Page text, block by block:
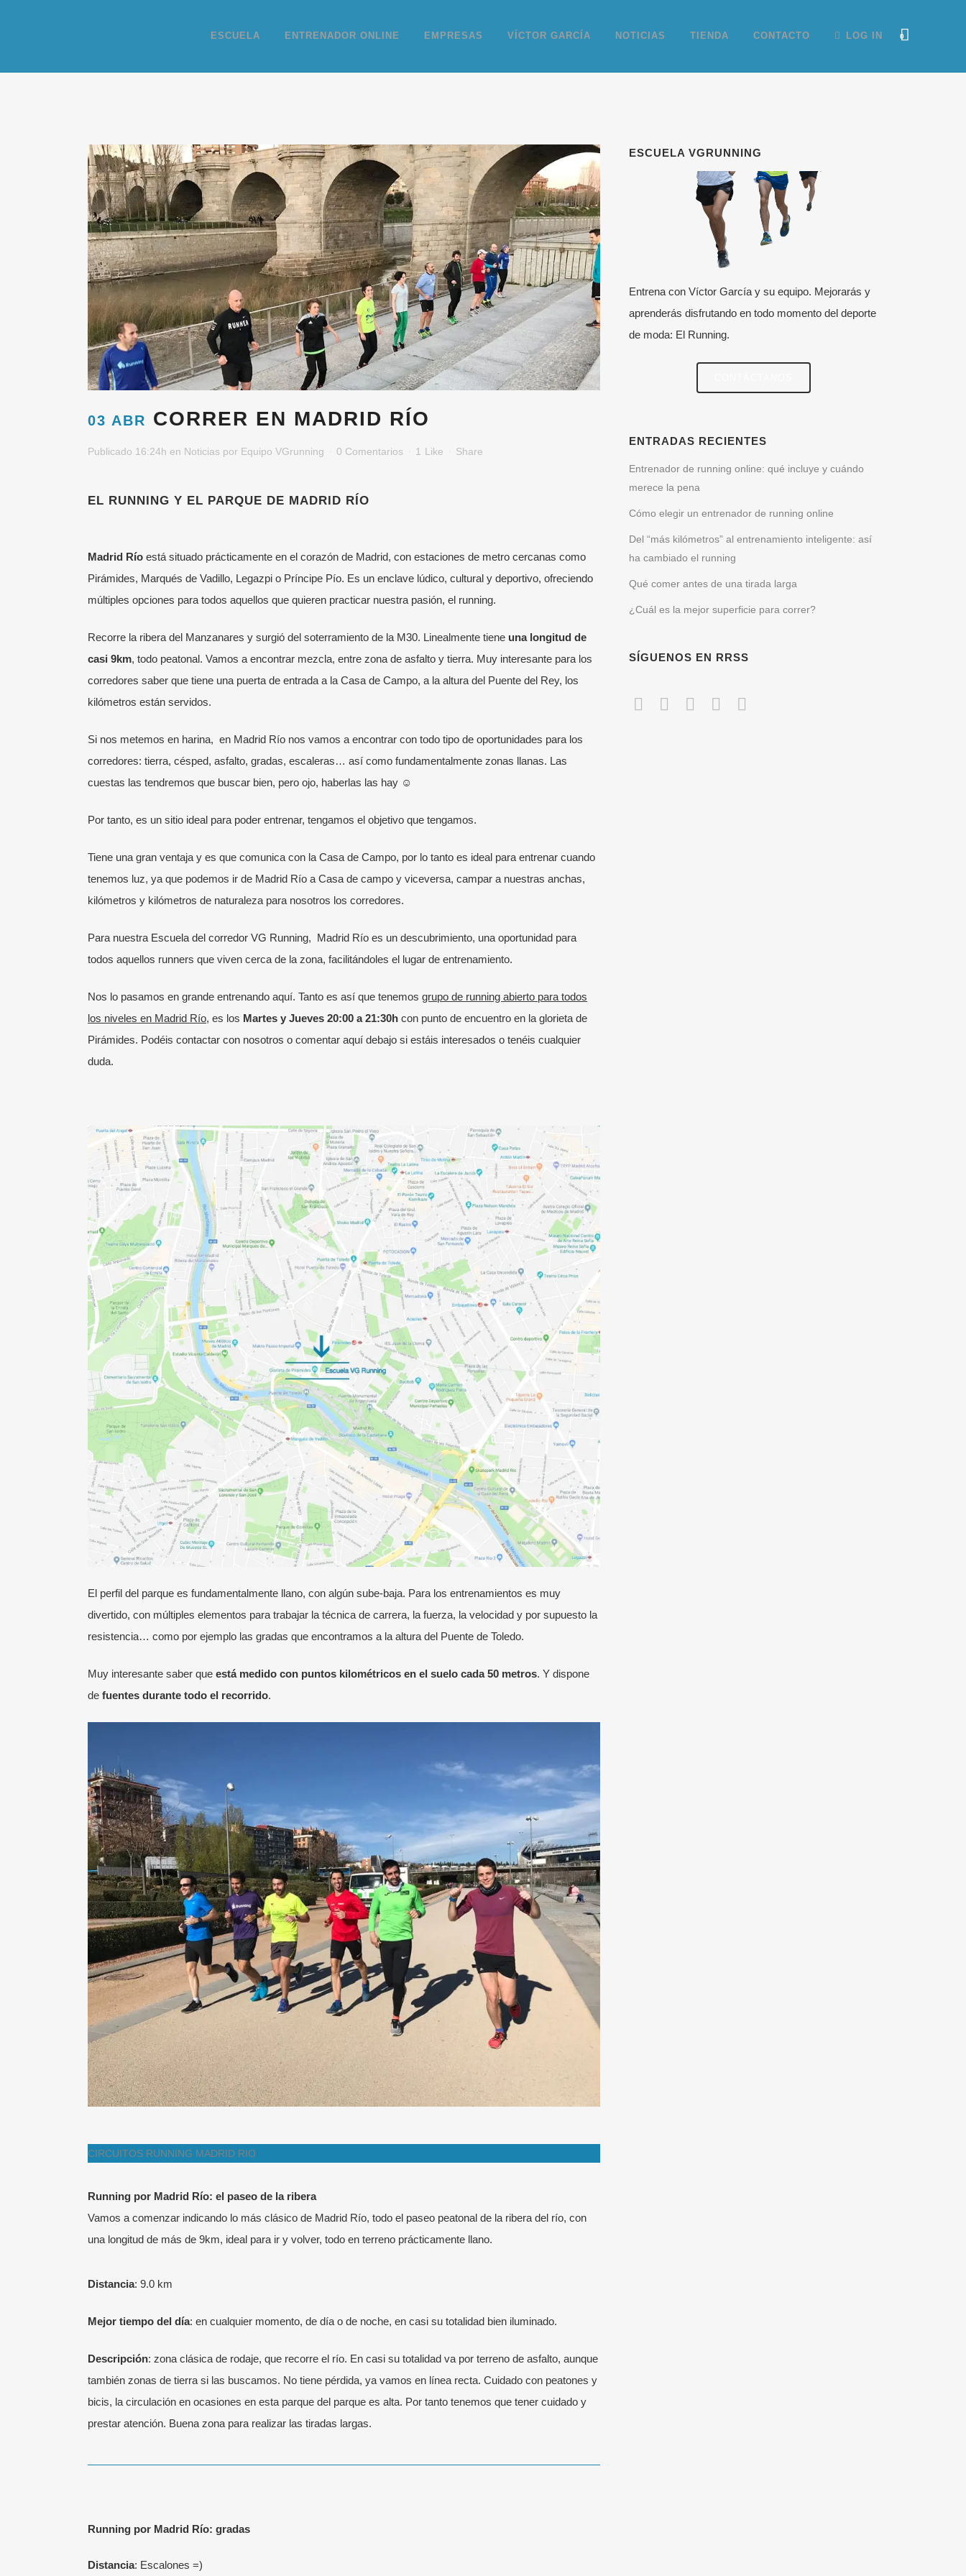
0
ESCUELA ENTRENADOR ONLINE EMPRESAS VÍCTOR GARCÍA NOTICIAS TIENDA CONTACTO LOG IN
03 ABR CORRER EN MADRID RÍO
Publicado 16:24h en Noticias por Equipo VGrunning 0 Comentarios 1 Like Share
EL RUNNING Y EL PARQUE DE MADRID RÍO
Madrid Río está situado prácticamente en el corazón de Madrid, con estaciones de metro cercanas como
Pirámides, Marqués de Vadillo, Legazpi o Príncipe Pío. Es un enclave lúdico, cultural y deportivo, ofreciendo
múltiples opciones para todos aquellos que quieren practicar nuestra pasión, el running.
Recorre la ribera del Manzanares y surgió del soterramiento de la M30. Linealmente tiene una longitud de
casi 9km, todo peatonal. Vamos a encontrar mezcla, entre zona de asfalto y tierra. Muy interesante para los
corredores saber que tiene una puerta de entrada a la Casa de Campo, a la altura del Puente del Rey, los
kilómetros están servidos.
Si nos metemos en harina, en Madrid Río nos vamos a encontrar con todo tipo de oportunidades para los
corredores: tierra, césped, asfalto, gradas, escaleras… así como fundamentalmente zonas llanas. Las
cuestas las tendremos que buscar bien, pero ojo, haberlas las hay ☺
Por tanto, es un sitio ideal para poder entrenar, tengamos el objetivo que tengamos.
Tiene una gran ventaja y es que comunica con la Casa de Campo, por lo tanto es ideal para entrenar cuando
tenemos luz, ya que podemos ir de Madrid Río a Casa de campo y viceversa, campar a nuestras anchas,
kilómetros y kilómetros de naturaleza para nosotros los corredores.
Para nuestra Escuela del corredor VG Running, Madrid Río es un descubrimiento, una oportunidad para
todos aquellos runners que viven cerca de la zona, facilitándoles el lugar de entrenamiento.
Nos lo pasamos en grande entrenando aquí. Tanto es así que tenemos grupo de running abierto para todos
los niveles en Madrid Río, es los Martes y Jueves 20:00 a 21:30h con punto de encuentro en la glorieta de
Pirámides. Podéis contactar con nosotros o comentar aquí debajo si estáis interesados o tenéis cualquier
duda.
El perfil del parque es fundamentalmente llano, con algún sube-baja. Para los entrenamientos es muy
divertido, con múltiples elementos para trabajar la técnica de carrera, la fuerza, la velocidad y por supuesto la
resistencia… como por ejemplo las gradas que encontramos a la altura del Puente de Toledo.
Muy interesante saber que está medido con puntos kilométricos en el suelo cada 50 metros. Y dispone
de fuentes durante todo el recorrido.
CIRCUITOS RUNNING MADRID RIO
Running por Madrid Río: el paseo de la ribera
Vamos a comenzar indicando lo más clásico de Madrid Río, todo el paseo peatonal de la ribera del río, con
una longitud de más de 9km, ideal para ir y volver, todo en terreno prácticamente llano.
Distancia: 9.0 km
Mejor tiempo del día: en cualquier momento, de día o de noche, en casi su totalidad bien iluminado.
Descripción: zona clásica de rodaje, que recorre el río. En casi su totalidad va por terreno de asfalto, aunque
también zonas de tierra si las buscamos. No tiene pérdida, ya vamos en línea recta. Cuidado con peatones y
bicis, la circulación en ocasiones en esta parque del parque es alta. Por tanto tenemos que tener cuidado y
prestar atención. Buena zona para realizar las tiradas largas.
Running por Madrid Río: gradas
Distancia: Escalones =)
ESCUELA VGRUNNING
Entrena con Víctor García y su equipo. Mejorarás y
aprenderás disfrutando en todo momento del deporte
de moda: El Running.
ENTRADAS RECIENTES
Entrenador de running online: qué incluye y cuándo
merece la pena
Cómo elegir un entrenador de running online
Del “más kilómetros” al entrenamiento inteligente: así
ha cambiado el running
Qué comer antes de una tirada larga
¿Cuál es la mejor superficie para correr?
SÍGUENOS EN RRSS